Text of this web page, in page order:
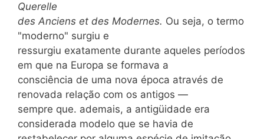
Querelle
des Anciens et des Modernes. Ou seja, o termo
"moderno" surgiu e
ressurgiu exatamente durante aqueles períodos
em que na Europa se formava a
consciência de uma nova época através de
renovada relação com os antigos —
sempre que. ademais, a antigüidade era
considerada modelo que se havia de